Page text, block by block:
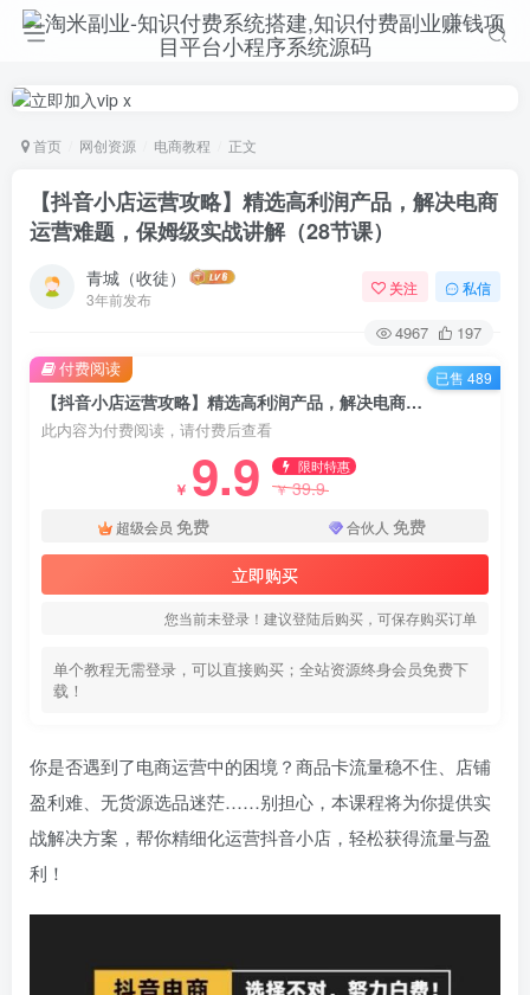
首页 网创资源 电商教程 正文
【抖音小店运营攻略】精选高利润产品，解决电商
运营难题，保姆级实战讲解（28节课）
青城（收徒）
3年前发布
关注 私信
4967 197
【抖音小店运营攻略】精选高利润产品，解决电商运营难题，保姆级实战讲解（28节课）
此内容为付费阅读，请付费后查看
￥ 9.9 限时特惠
￥39.9
超级会员 免费 合伙人 免费
立即购买
您当前未登录！建议登陆后购买，可保存购买订单
单个教程无需登录，可以直接购买；全站资源终身会员免费下
载！
付费阅读 已售 489
你是否遇到了电商运营中的困境？商品卡流量稳不住、店铺
盈利难、无货源选品迷茫……别担心，本课程将为你提供实
战解决方案，帮你精细化运营抖音小店，轻松获得流量与盈
利！